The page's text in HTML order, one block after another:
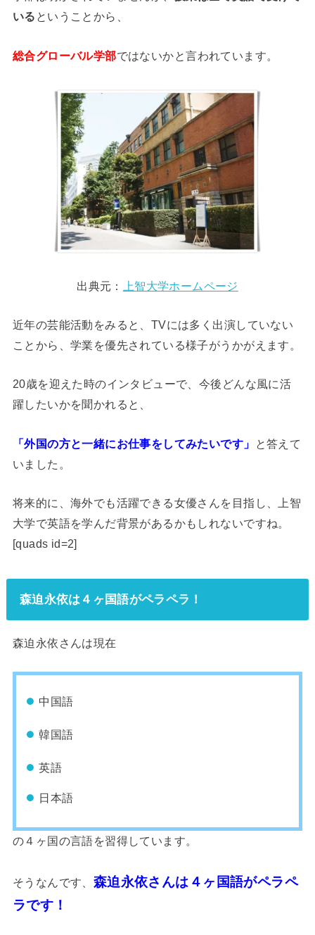
いる ということから、
総合グローバル学部ではないかと言われています。
出典元： 上智大学ホームページ
近年の芸能活動をみると、TVには多く出演していない
ことから、学業を優先されている様子がうかがえます。
20歳を迎えた時のインタビューで、今後どんな風に活
躍したいかを聞かれると、
「外国の方と一緒にお仕事をしてみたいです」
と答えて
いました。
将来的に、海外でも活躍できる女優さんを目指し、上智
大学で英語を学んだ背景があるかもしれないですね。
[quads id=2]
森迫永依は４ヶ国語がペラペラ！
森迫永依さんは現在
中国語
韓国語
英語
日本語
の４ヶ国の言語を習得しています。
そうなんです、 森迫永依さんは４ヶ国語がペラペ
ラです！